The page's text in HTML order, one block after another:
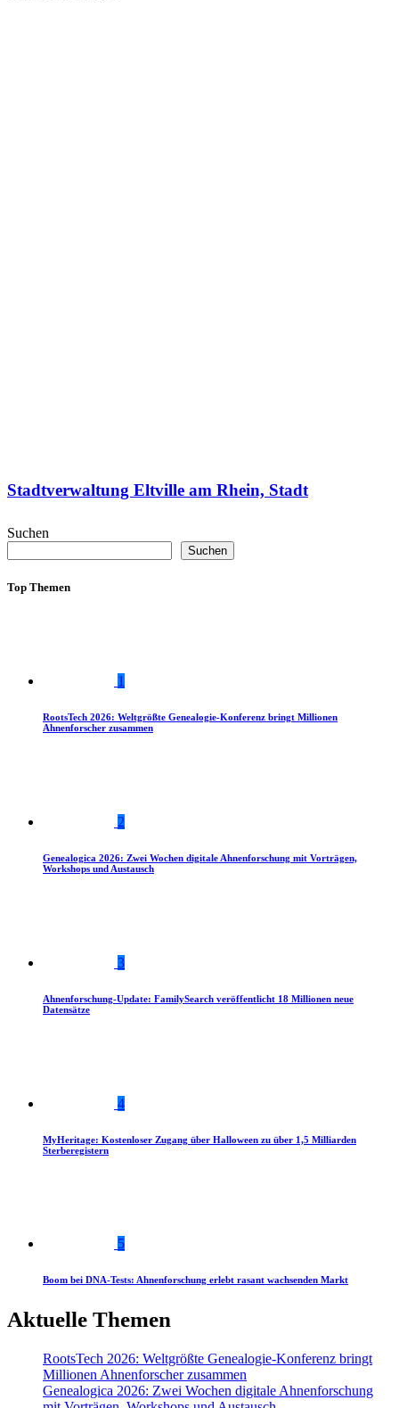
Stadtverwaltung Eltville am Rhein, Stadt
Suchen
Suchen
Top Themen
1
RootsTech 2026: Weltgrößte Genealogie-Konferenz bringt Millionen
Ahnenforscher zusammen
2
Genealogica 2026: Zwei Wochen digitale Ahnenforschung mit Vorträgen,
Workshops und Austausch
3
Ahnenforschung-Update: FamilySearch veröffentlicht 18 Millionen neue
Datensätze
4
MyHeritage: Kostenloser Zugang über Halloween zu über 1,5 Milliarden
Sterberegistern
5
Boom bei DNA-Tests: Ahnenforschung erlebt rasant wachsenden Markt
Aktuelle Themen
RootsTech 2026: Weltgrößte Genealogie-Konferenz bringt
Millionen Ahnenforscher zusammen
Genealogica 2026: Zwei Wochen digitale Ahnenforschung